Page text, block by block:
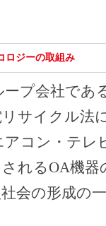
ロジーの取組み
プ会社であ
サイクル法
コン・テレ
れるOA機
会の形成の